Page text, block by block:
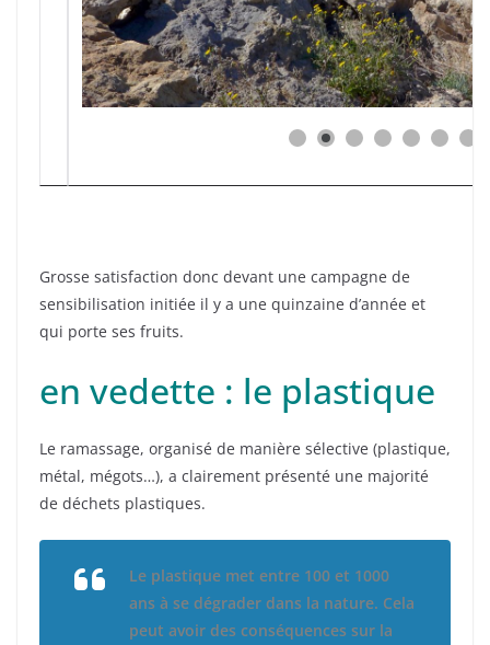
Grosse satisfaction donc devant une campagne de
sensibilisation initiée il y a une quinzaine d’année et
qui porte ses fruits.
en vedette : le plastique
Le ramassage, organisé de manière sélective (plastique,
métal, mégots…), a clairement présenté une majorité
de déchets plastiques.
Le plastique met entre 100 et 1000
ans à se dégrader dans la nature. Cela
peut avoir des conséquences sur la